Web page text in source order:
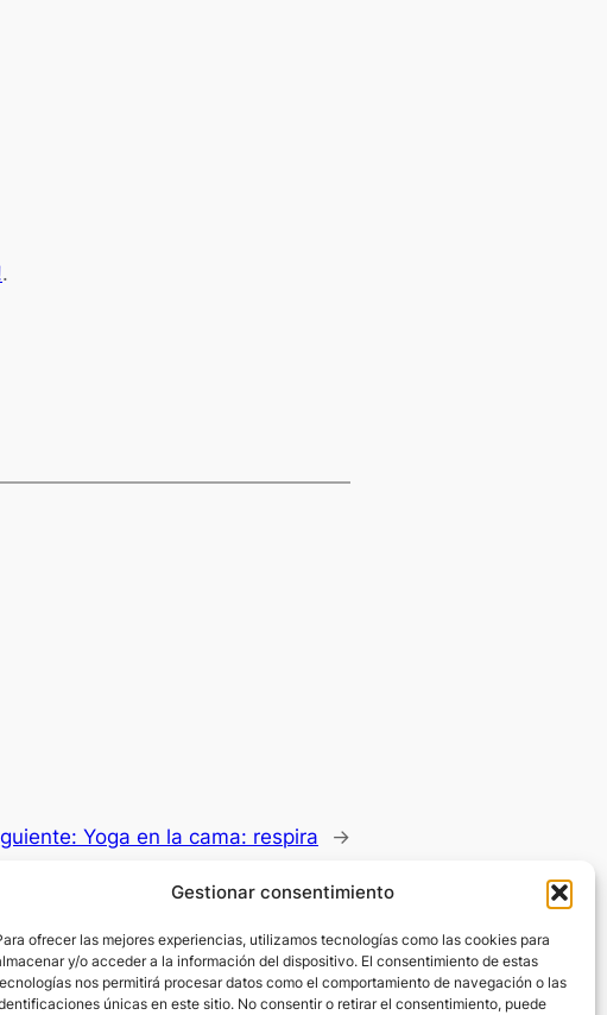
Gestionar consentimiento
ofrecer las mejores experiencias, utilizamos tecnologías como las cookies para
y/o acceder a la información del dispositivo. El consentimiento de estas
nos permitirá procesar datos como el comportamiento de navegación o las
únicas en este sitio. No consentir o retirar el consentimiento, puede
.
Yoga en la cama: respira →